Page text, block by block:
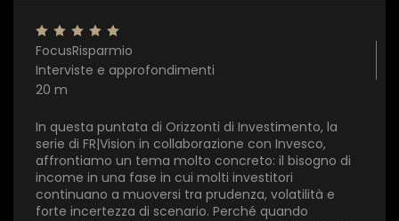
FocusRisparmio
Interviste e approfondimenti
20 m
In questa puntata di Orizzonti di Investimento, la
serie di FR|Vision in collaborazione con Invesco,
affrontiamo un tema molto concreto: il bisogno di
income in una fase in cui molti investitori
continuano a muoversi tra prudenza, volatilità e
forte incertezza di scenario. Perché quando
×